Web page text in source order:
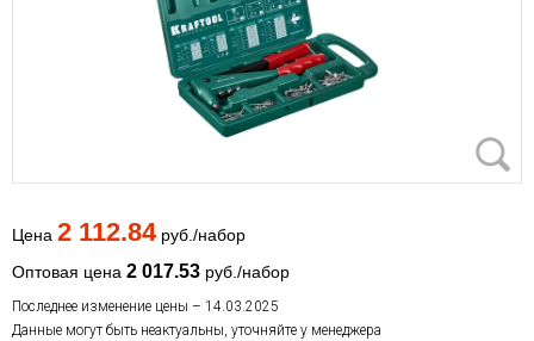
Цена 2 112.84руб./набор
Оптовая цена 2 017.53 руб./набор
Последнее изменение цены – 14.03.2025
Данные могут быть неактуальны, уточняйте у менеджера